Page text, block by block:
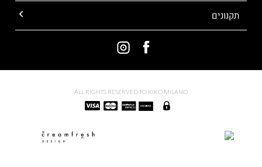
תקנונים
ALL RIGHTS RESERVED TO KIKO MILANO